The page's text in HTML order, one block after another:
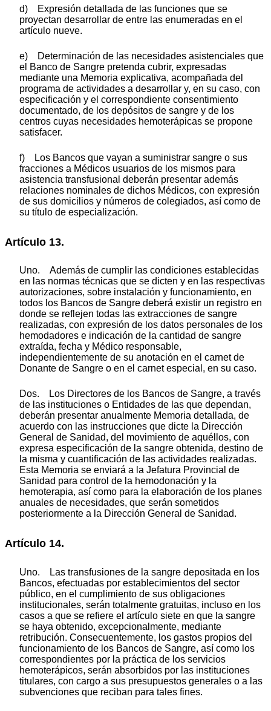
d) Expresión detallada de las funciones que se
proyectan desarrollar de entre las enumeradas en el
artículo nueve.
e) Determinación de las necesidades asistenciales que
el Banco de Sangre pretenda cubrir, expresadas
mediante una Memoria explicativa, acompañada del
programa de actividades a desarrollar y, en su caso, con
especificación y el correspondiente consentimiento
documentado, de los depósitos de sangre y de los
centros cuyas necesidades hemoterápicas se propone
satisfacer.
f) Los Bancos que vayan a suministrar sangre o sus
fracciones a Médicos usuarios de los mismos para
asistencia transfusional deberán presentar además
relaciones nominales de dichos Médicos, con expresión
de sus domicilios y números de colegiados, así como de
su título de especialización.
Artículo 13.
Uno. Además de cumplir las condiciones establecidas
en las normas técnicas que se dicten y en las respectivas
autorizaciones, sobre instalación y funcionamiento, en
todos los Bancos de Sangre deberá existir un registro en
donde se reflejen todas las extracciones de sangre
realizadas, con expresión de los datos personales de los
hemodadores e indicación de la cantidad de sangre
extraída, fecha y Médico responsable,
independientemente de su anotación en el carnet de
Donante de Sangre o en el carnet especial, en su caso.
Dos. Los Directores de los Bancos de Sangre, a través
de las instituciones o Entidades de las que dependan,
deberán presentar anualmente Memoria detallada, de
acuerdo con las instrucciones que dicte la Dirección
General de Sanidad, del movimiento de aquéllos, con
expresa especificación de la sangre obtenida, destino de
la misma y cuantificación de las actividades realizadas.
Esta Memoria se enviará a la Jefatura Provincial de
Sanidad para control de la hemodonación y la
hemoterapia, así como para la elaboración de los planes
anuales de necesidades, que serán sometidos
posteriormente a la Dirección General de Sanidad.
Artículo 14.
Uno. Las transfusiones de la sangre depositada en los
Bancos, efectuadas por establecimientos del sector
público, en el cumplimiento de sus obligaciones
institucionales, serán totalmente gratuitas, incluso en los
casos a que se refiere el artículo siete en que la sangre
se haya obtenido, excepcionalmente, mediante
retribución. Consecuentemente, los gastos propios del
funcionamiento de los Bancos de Sangre, así como los
correspondientes por la práctica de los servicios
hemoterápicos, serán absorbidos por las instituciones
titulares, con cargo a sus presupuestos generales o a las
subvenciones que reciban para tales fines.